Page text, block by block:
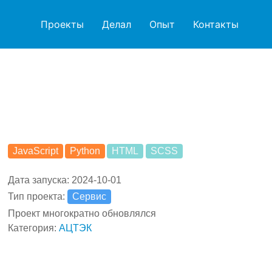
Проекты Делал Опыт Контакты
JavaScript Python HTML SCSS
Дата запуска: 2024-10-01
Тип проекта:
Сервис
Проект многократно обновлялся
Категория:АЦТЭК